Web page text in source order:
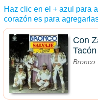
Haz clic en el + azul para
corazón es para
Con
Tacón
Bronco